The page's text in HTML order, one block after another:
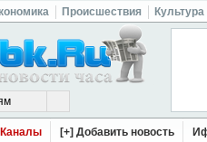
Происшествия Культура
Каналы [+] Добавить новость